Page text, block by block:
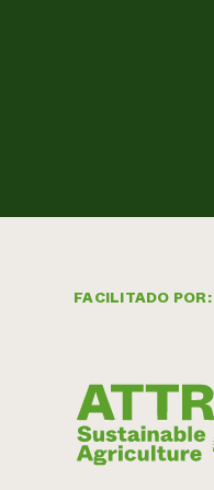
FACILITADO POR: